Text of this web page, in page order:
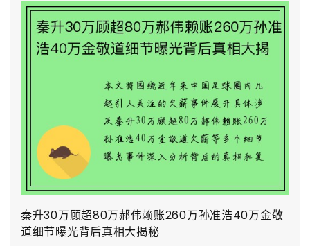
秦升30万顾超80万郝伟赖账260万孙准浩40万金敬
道细节曝光背后真相大揭秘